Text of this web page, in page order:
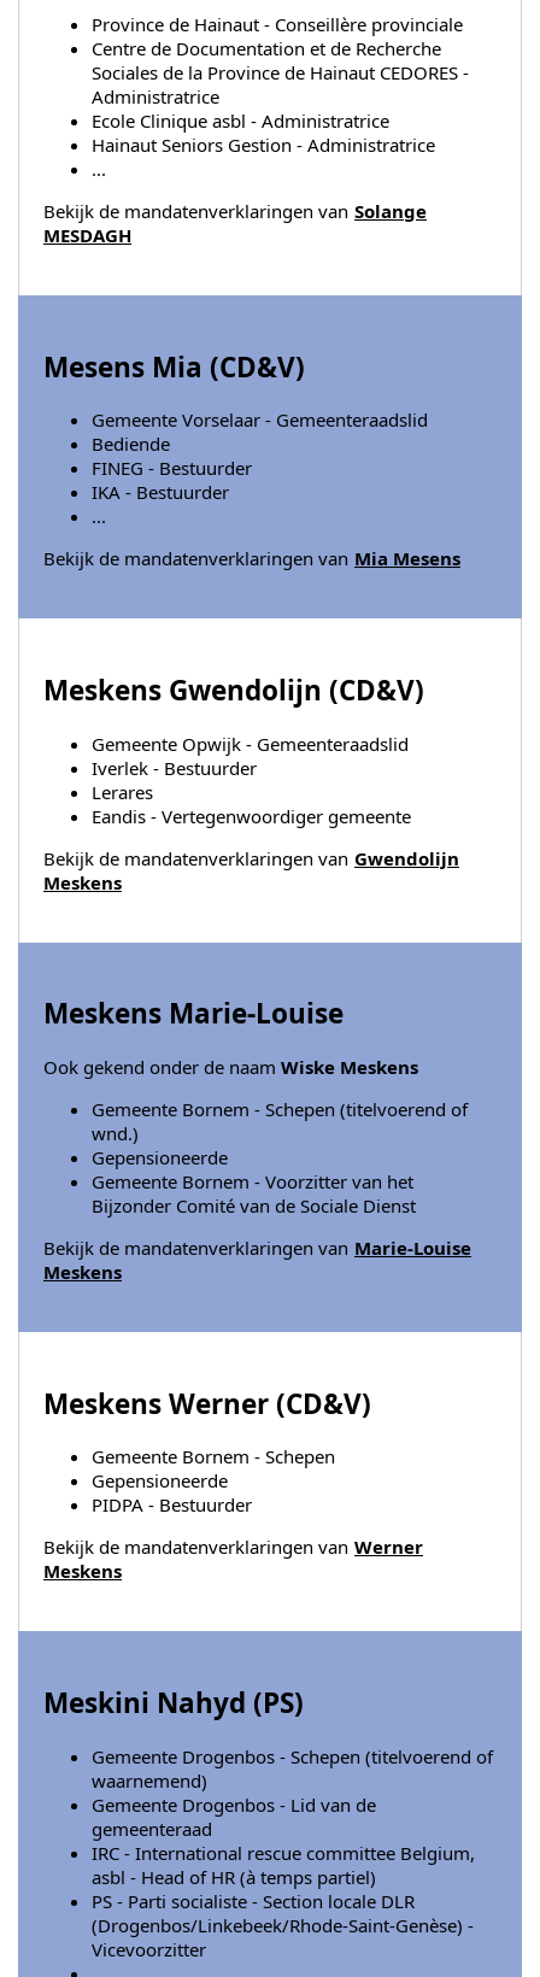
Province de Hainaut - Conseillère provinciale
Centre de Documentation et de Recherche
Sociales de la Province de Hainaut CEDORES -
Administratrice
Ecole Clinique asbl - Administratrice
Hainaut Seniors Gestion - Administratrice
...
Bekijk de mandatenverklaringen van Solange
MESDAGH
Mesens Mia (CD&V)
Gemeente Vorselaar - Gemeenteraadslid
Bediende
FINEG - Bestuurder
IKA - Bestuurder
...
Bekijk de mandatenverklaringen van Mia Mesens
Meskens Gwendolijn (CD&V)
Gemeente Opwijk - Gemeenteraadslid
Iverlek - Bestuurder
Lerares
Eandis - Vertegenwoordiger gemeente
Bekijk de mandatenverklaringen van Gwendolijn
Meskens
Meskens Marie-Louise
Ook gekend onder de naam Wiske Meskens
Gemeente Bornem - Schepen (titelvoerend of
wnd.)
Gepensioneerde
Gemeente Bornem - Voorzitter van het
Bijzonder Comité van de Sociale Dienst
Bekijk de mandatenverklaringen van Marie-Louise
Meskens
Meskens Werner (CD&V)
Gemeente Bornem - Schepen
Gepensioneerde
PIDPA - Bestuurder
Bekijk de mandatenverklaringen van Werner
Meskens
Meskini Nahyd (PS)
Gemeente Drogenbos - Schepen (titelvoerend of
waarnemend)
Gemeente Drogenbos - Lid van de
gemeenteraad
IRC - International rescue committee Belgium,
asbl - Head of HR (à temps partiel)
PS - Parti socialiste - Section locale DLR
(Drogenbos/Linkebeek/Rhode-Saint-Genèse) -
Vicevoorzitter